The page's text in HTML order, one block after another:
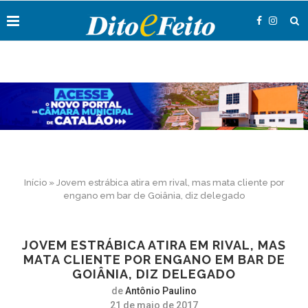
Início» Jovem estrábica atira em rival, mas mata cliente por
engano em bar de Goiânia, diz delegado
JOVEM ESTRÁBICA ATIRA EM RIVAL, MAS
MATA CLIENTE POR ENGANO EM BAR DE
GOIÂNIA, DIZ DELEGADO
deAntônio Paulino
21 de maio de 2017